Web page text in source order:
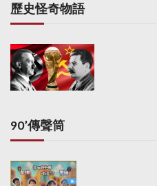
歷史怪奇物語
90’傳聲筒